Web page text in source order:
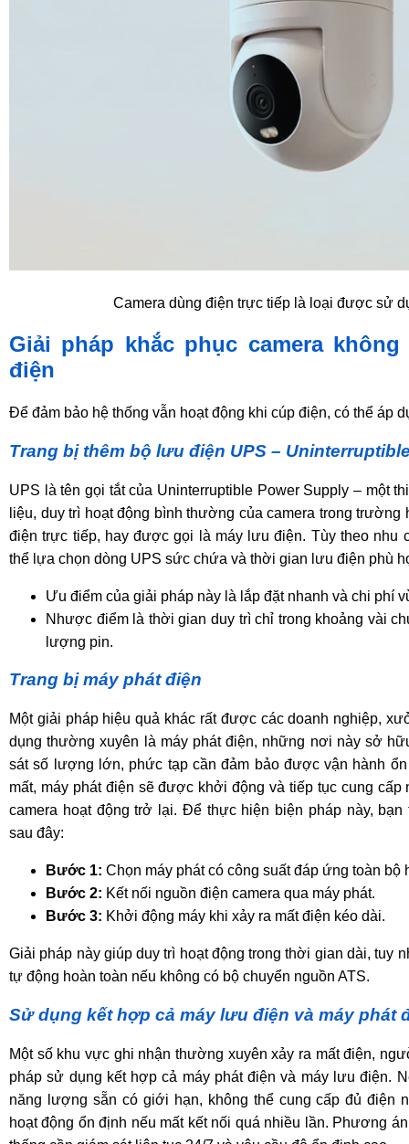
Camera dùng điện trực tiếp là loại được sử
Giải pháp khắc phục camera
điện
Để đảm bảo hệ thống vẫn hoạt động khi cúp điện, có thể áp
Trang bị thêm bộ lưu điện UPS –
UPS là tên gọi tắt của Uninterruptible Power Supply – một
liệu, duy trì hoạt động bình thường của camera trong
điện trực tiếp, hay được gọi là máy lưu điện. Tùy theo nhu
thể lựa chọn dòng UPS sức chứa và thời gian lưu điện phù
Ưu điểm của giải pháp này là lắp đặt nhanh và chi phí
Nhược điểm là thời gian duy trì chỉ trong khoảng vài
lượng pin.
Trang bị máy phát điện
Một giải pháp hiệu quả khác rất được các doanh nghiệp,
dụng thường xuyên là máy phát điện, những nơi này sở
sát số lượng lớn, phức tạp cần đảm bảo được vận hành
mất, máy phát điện sẽ được khởi động và tiếp tục cung
camera hoạt động trở lại. Để thực hiện biện pháp này,
sau đây:
Bước 1: Chọn máy phát có công suất đáp ứng toàn bộ
Bước 2: Kết nối nguồn điện camera qua máy phát.
Bước 3: Khởi động máy khi xảy ra mất điện kéo dài.
Giải pháp này giúp duy trì hoạt động trong thời gian dài, tuy
tự động hoàn toàn nếu không có bộ chuyển nguồn ATS.
Sử dụng kết hợp cả máy lưu điện và máy phát
Một số khu vực ghi nhận thường xuyên xảy ra mất điện,
pháp sử dụng kết hợp cả máy phát điện và máy lưu điện.
năng lượng sẵn có giới hạn, không thể cung cấp đủ điện
hoạt động ổn định nếu mất kết nối quá nhiều lần. Phương